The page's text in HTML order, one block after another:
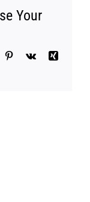
Your
Pinterest
Vk
Xing